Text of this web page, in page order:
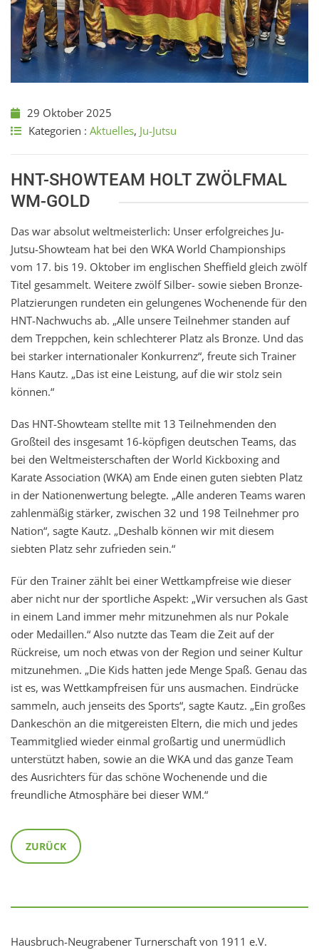
29 Oktober 2025
Kategorien : Aktuelles, Ju-Jutsu
HNT-SHOWTEAM HOLT ZWÖLFMAL
WM-GOLD
Das war absolut weltmeisterlich: Unser erfolgreiches Ju-
Jutsu-Showteam hat bei den WKA World Championships
vom 17. bis 19. Oktober im englischen Sheffield gleich zwölf
Titel gesammelt. Weitere zwölf Silber- sowie sieben Bronze-
Platzierungen rundeten ein gelungenes Wochenende für den
HNT-Nachwuchs ab. „Alle unsere Teilnehmer standen auf
dem Treppchen, kein schlechterer Platz als Bronze. Und das
bei starker internationaler Konkurrenz“, freute sich Trainer
Hans Kautz. „Das ist eine Leistung, auf die wir stolz sein
können.“
Das HNT-Showteam stellte mit 13 Teilnehmenden den
Großteil des insgesamt 16-köpfigen deutschen Teams, das
bei den Weltmeisterschaften der World Kickboxing and
Karate Association (WKA) am Ende einen guten siebten Platz
in der Nationenwertung belegte. „Alle anderen Teams waren
zahlenmäßig stärker, zwischen 32 und 198 Teilnehmer pro
Nation“, sagte Kautz. „Deshalb können wir mit diesem
siebten Platz sehr zufrieden sein.“
Für den Trainer zählt bei einer Wettkampfreise wie dieser
aber nicht nur der sportliche Aspekt: „Wir versuchen als Gast
in einem Land immer mehr mitzunehmen als nur Pokale
oder Medaillen.“ Also nutzte das Team die Zeit auf der
Rückreise, um noch etwas von der Region und seiner Kultur
mitzunehmen. „Die Kids hatten jede Menge Spaß. Genau das
ist es, was Wettkampfreisen für uns ausmachen. Eindrücke
sammeln, auch jenseits des Sports“, sagte Kautz. „Ein großes
Dankeschön an die mitgereisten Eltern, die mich und jedes
Teammitglied wieder einmal großartig und unermüdlich
unterstützt haben, sowie an die WKA und das ganze Team
des Ausrichters für das schöne Wochenende und die
freundliche Atmosphäre bei dieser WM.“
ZURÜCK
Hausbruch-Neugrabener Turnerschaft von 1911 e.V.